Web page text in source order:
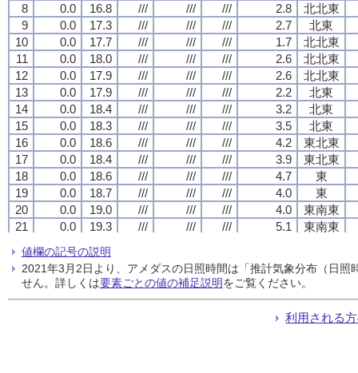
8
0.0 16.8 /// /// /// 2.8
北北東
9
0.0 17.3 /// /// /// 2.7
北東
10
0.0 17.7 /// /// /// 1.7
北北東
11
0.0 18.0 /// /// /// 2.6
北北東
12
0.0 17.9 /// /// /// 2.6
北北東
13
0.0 17.9 /// /// /// 2.2
北東
14
0.0 18.4 /// /// /// 3.2
北東
15
0.0 18.3 /// /// /// 3.5
北東
16
0.0 18.6 /// /// /// 4.2
東北東
17
0.0 18.4 /// /// /// 3.9
東北東
18
0.0 18.6 /// /// /// 4.7
東
19
0.0 18.7 /// /// /// 4.0
東
20
0.0 19.0 /// /// /// 4.0
東南東
21
0.0 19.3 /// /// /// 5.1
東南東
19.6
23
0.0 19.8
東南東
24
0.0 20.0 /// /// /// 4.1 南東
8
0.0 16.8 /// /// /// 2.8
北北東
9
0.0 17.3 /// /// /// 2.7
北東
10
0.0 17.7 /// /// /// 1.7
北北東
11
0.0 18.0 /// /// /// 2.6
北北東
12
0.0 17.9 /// /// /// 2.6
北北東
13
0.0 17.9 /// /// /// 2.2
北東
14
0.0 18.4 /// /// /// 3.2
北東
15
0.0 18.3 /// /// /// 3.5
北東
16
0.0 18.6 /// /// /// 4.2
東北東
17
0.0 18.4 /// /// /// 3.9
東北東
18
0.0 18.6 /// /// /// 4.7
東
19
0.0 18.7 /// /// /// 4.0
東
20
0.0 19.0 /// /// /// 4.0
東南東
21
0.0 19.3 /// /// /// 5.1
東南東
19.6
23
0.0 19.8
東南東
24
0.0 20.0 /// /// /// 4.1 南東
8
0.0 16.8 /// /// /// 2.8
北北東
9
0.0 17.3 /// /// /// 2.7
北東
10
0.0 17.7 /// /// /// 1.7
北北東
11
0.0 18.0 /// /// /// 2.6
北北東
12
0.0 17.9 /// /// /// 2.6
北北東
13
0.0 17.9 /// /// /// 2.2
北東
14
0.0 18.4 /// /// /// 3.2
北東
15
0.0 18.3 /// /// /// 3.5
北東
16
0.0 18.6 /// /// /// 4.2
東北東
17
0.0 18.4 /// /// /// 3.9
東北東
18
0.0 18.6 /// /// /// 4.7
東
19
0.0 18.7 /// /// /// 4.0
東
20
0.0 19.0 /// /// /// 4.0
東南東
21
0.0 19.3 /// /// /// 5.1
東南東
19.6
23
0.0 19.8
東南東
24
0.0 20.0 /// /// /// 4.1 南東
8
0.0 16.8 /// /// /// 2.8
北北東
9
0.0 17.3 /// /// /// 2.7
北東
10
0.0 17.7 /// /// /// 1.7
北北東
11
0.0 18.0 /// /// /// 2.6
北北東
12
0.0 17.9 /// /// /// 2.6
北北東
13
0.0 17.9 /// /// /// 2.2
北東
14
0.0 18.4 /// /// /// 3.2
北東
15
0.0 18.3 /// /// /// 3.5
北東
16
0.0 18.6 /// /// /// 4.2
東北東
17
0.0 18.4 /// /// /// 3.9
東北東
18
0.0 18.6 /// /// /// 4.7
東
19
0.0 18.7 /// /// /// 4.0
東
20
0.0 19.0 /// /// /// 4.0
東南東
21
0.0 19.3 /// /// /// 5.1
東南東
19.6
23
0.0 19.8
東南東
24
0.0 20.0 /// /// /// 4.1 南東
値欄の記号の説明
2021年3月2日より、アメダスの日照時間は「推計気象分布（日
せん。詳しくは要素ごとの値の補足説明をご覧ください。
利用される